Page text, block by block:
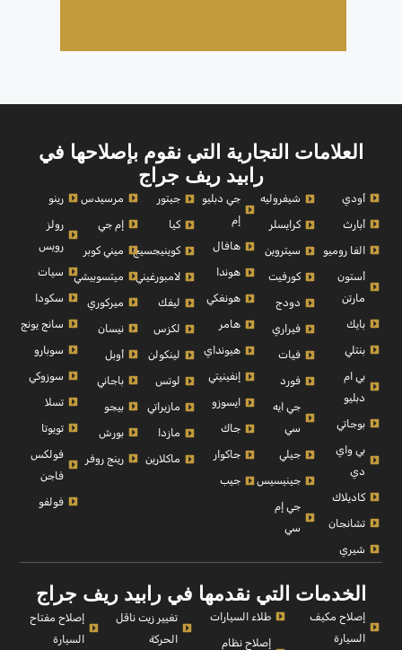
العلامات التجارية التي نقوم بإصلاحها في
رابيد ريف جراج
أودي
أبارث
الفا روميو
أستون
مارتن
بايك
بنتلي
بي ام
دبليو
بوجاتي
بي واي
دي
كاديلاك
تشانجان
شيري
شيفروليه
كرايسلر
سيتروين
كورفيت
دودج
فيراري
فيات
فورد
جي ايه
سي
جيلي
جينيسيس
جي إم
سي
جي دبليو
إم
هافال
هوندا
هونغكي
هامر
هيونداي
إنفينيتي
ايسوزو
جاك
جاكوار
جيب
جيتور
كيا
كوينيجسيج
لامبورغيني
ليفك
لكزس
لينكولن
لوتس
مازيراتي
مازدا
ماكلارين
مرسيدس
إم جي
ميني كوبر
ميتسوبيشي
ميركوري
نيسان
أوبل
باجاني
بيجو
بورش
رينج روفر
رينو
رولز
رويس
سيات
سكودا
سانج يونج
سوبارو
سوزوكي
تسلا
تويوتا
فولكس
فاجن
فولفو
الخدمات التي نقدمها في رابيد ريف جراج
إصلاح مكيف
السيارة
طلاء السيارات
إصلاح نظام
تغيير زيت ناقل
الحركة
إصلاح مفتاح
السيارة